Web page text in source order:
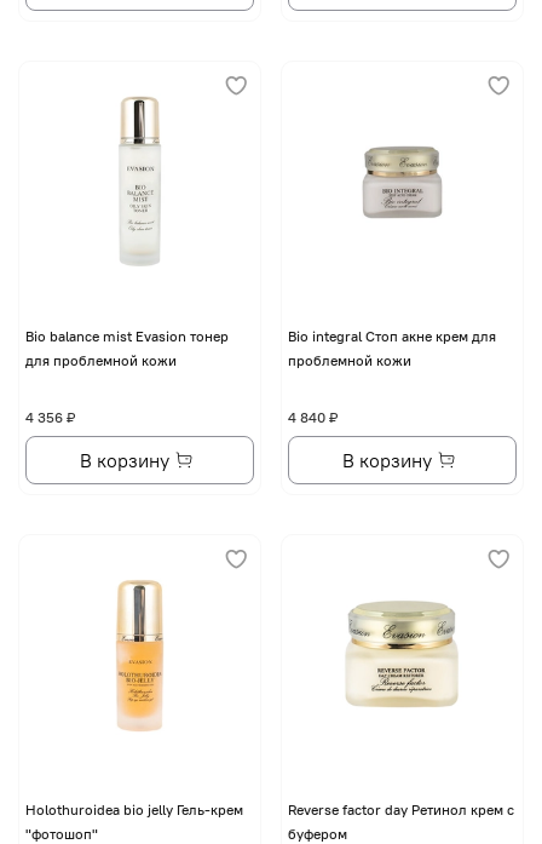
Bio balance mist Evasion тонер
для проблемной кожи
4 356 ₽
В корзину
Bio integral Стоп акне крем для
проблемной кожи
4 840 ₽
В корзину
Holothuroidea bio jelly Гель-крем
"фотошоп"
Reverse factor day Ретинол крем с
буфером